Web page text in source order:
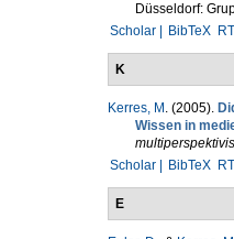
Düsseldorf:
Scholar |
BibTeX
K
Kerres, M . (2005).
Wissen in
Scholar |
BibTeX
E